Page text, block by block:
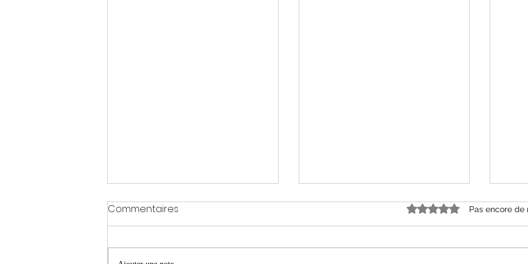
Commentaires Noté 0 étoile sur 5.Pas encore de